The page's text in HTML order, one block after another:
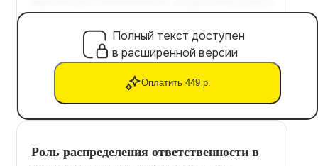
Полный текст доступен
в расширенной версии
Оплатить 449 р.
Роль распределения ответственности в